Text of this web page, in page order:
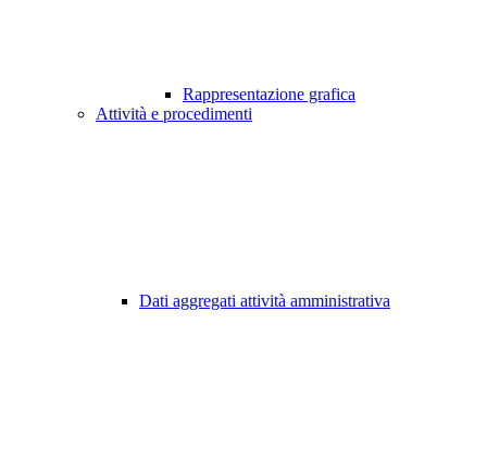
Rappresentazione grafica
Attività e procedimenti
Dati aggregati attività amministrativa